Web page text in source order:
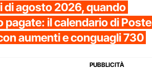
di agosto 2026, quando
pagate: il calendario di Poste
aumenti e conguagli 730